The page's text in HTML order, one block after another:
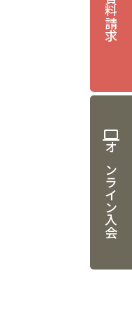
資料請求
computer
オンライン入会